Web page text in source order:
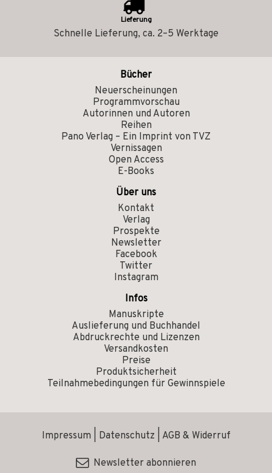
Lieferung
Schnelle Lieferung, ca. 2–5 Werktage
Bücher
Neuerscheinungen
Programmvorschau
Autorinnen und Autoren
Reihen
Pano Verlag – Ein Imprint von TVZ
Vernissagen
Open Access
E-Books
Über uns
Kontakt
Verlag
Prospekte
Newsletter
Facebook
Twitter
Instagram
Infos
Manuskripte
Auslieferung und Buchhandel
Abdruckrechte und Lizenzen
Versandkosten
Preise
Produktsicherheit
Teilnahmebedingungen für Gewinnspiele
Impressum Datenschutz AGB & Widerruf
Newsletter abonnieren